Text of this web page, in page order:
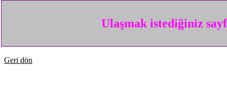
Ulaşmak istediğiniz
Geri dön